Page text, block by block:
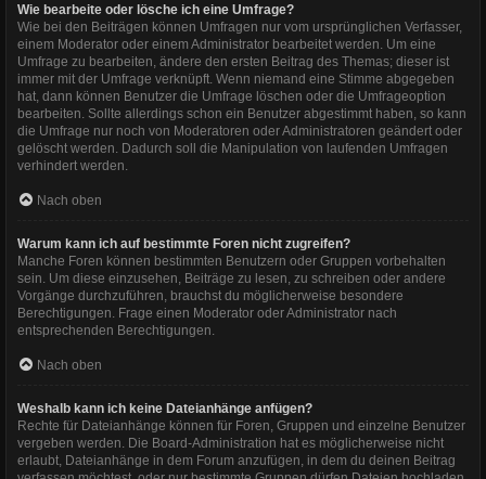
Wie bearbeite oder lösche ich eine Umfrage?
Wie bei den Beiträgen können Umfragen nur vom ursprünglichen Verfasser,
einem Moderator oder einem Administrator bearbeitet werden. Um eine
Umfrage zu bearbeiten, ändere den ersten Beitrag des Themas; dieser ist
immer mit der Umfrage verknüpft. Wenn niemand eine Stimme abgegeben
hat, dann können Benutzer die Umfrage löschen oder die Umfrageoption
bearbeiten. Sollte allerdings schon ein Benutzer abgestimmt haben, so kann
die Umfrage nur noch von Moderatoren oder Administratoren geändert oder
gelöscht werden. Dadurch soll die Manipulation von laufenden Umfragen
verhindert werden.
Nach oben
Warum kann ich auf bestimmte Foren nicht zugreifen?
Manche Foren können bestimmten Benutzern oder Gruppen vorbehalten
sein. Um diese einzusehen, Beiträge zu lesen, zu schreiben oder andere
Vorgänge durchzuführen, brauchst du möglicherweise besondere
Berechtigungen. Frage einen Moderator oder Administrator nach
entsprechenden Berechtigungen.
Nach oben
Weshalb kann ich keine Dateianhänge anfügen?
Rechte für Dateianhänge können für Foren, Gruppen und einzelne Benutzer
vergeben werden. Die Board-Administration hat es möglicherweise nicht
erlaubt, Dateianhänge in dem Forum anzufügen, in dem du deinen Beitrag